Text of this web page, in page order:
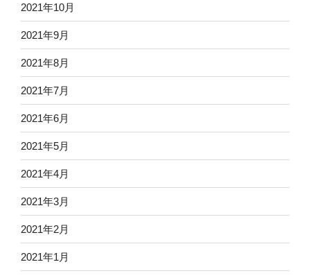
2021年10月
2021年9月
2021年8月
2021年7月
2021年6月
2021年5月
2021年4月
2021年3月
2021年2月
2021年1月